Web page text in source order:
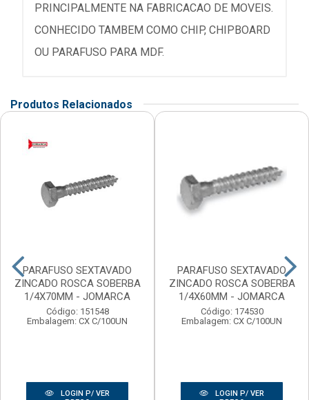
PRINCIPALMENTE NA FABRICACAO DE MOVEIS.
CONHECIDO TAMBEM COMO CHIP, CHIPBOARD
OU PARAFUSO PARA MDF.
Produtos Relacionados
PARAFUSO SEXTAVADO
ZINCADO ROSCA SOBERBA
1/4X70MM - JOMARCA
Código: 151548
Embalagem: CX C/100UN
LOGIN P/ VER
PARAFUSO SEXTAVADO
ZINCADO ROSCA SOBERBA
1/4X60MM - JOMARCA
Código: 174530
Embalagem: CX C/100UN
LOGIN P/ VER